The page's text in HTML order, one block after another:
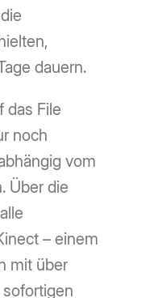
dauern.
das File
noch
vom
Über die
– einem
mit über